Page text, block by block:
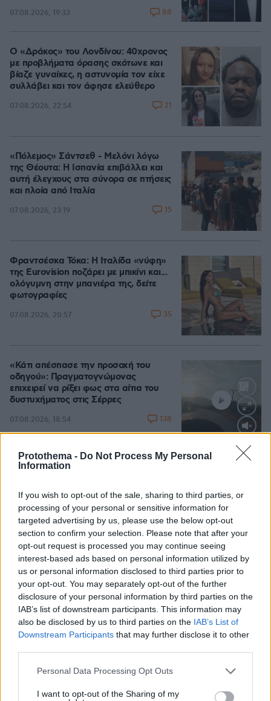
Protothema - Do Not Process My Personal
Information
If you wish to opt-out of the sale, sharing to third parties, or
processing of your personal or sensitive information for
targeted advertising by us, please use the below opt-out
section to confirm your selection. Please note that after your
opt-out request is processed you may continue seeing
interest-based ads based on personal information utilized by
us or personal information disclosed to third parties prior to
your opt-out. You may separately opt-out of the further
disclosure of your personal information by third parties on the
IAB’s list of downstream participants. This information may
also be disclosed by us to third parties on the IAB’s List of
Downstream Participants that may further disclose it to other
Please note that this website/app uses one or more Google
not limited to your visit or usage behaviour. You may click to
Personal Data Processing Opt Outs
I want to opt-out of the Sharing of my
07.08.2026, 19:33 88
Ο «Δράκος» του Λονδίνου: 40χρονος
με προβλήματα όρασης σκότωνε και
βίαζε γυναίκες, η αστυνομία τον είχε
συλλάβει και τον άφησε ελεύθερο
07.08.2026, 22:54 21
«Πόλεμος» Σάντσεθ - Μελόνι λόγω
της Θέουτα: Η Ισπανία επιβάλλει και
αυτή έλεγχους στα σύνορα σε πτήσεις
και πλοία από Ιταλία
07.08.2026, 23:19 15
Φραντσέσκα Τόκα: Η Ιταλίδα «νύφη»
της Eurovision ποζάρει με μπικίνι και...
ολόγυμνη στην μπανιέρα της, δείτε
φωτογραφίες
07.08.2026, 20:57 35
100.00%
«Κάτι απέσπασε την προσοχή του
οδηγού»: Πραγματογνώμονας
επιχειρεί να ρίξει φως στα αίτια του
δυστυχήματος στις Σέρρες
07.08.2026, 18:54 138
Games
Cut The Rope Northern Heights Candy
ΔΕΙΤΕ ΟΛΑ ΤΑ GAMES
Best of Network